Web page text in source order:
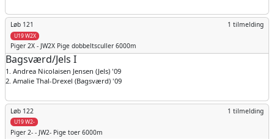
Løb 121 1 tilmelding
U19 W2X
Piger 2X - JW2X Pige dobbeltsculler 6000m
Bagsværd/Jels I
1. Andrea Nicolaisen Jensen (Jels) '09
2. Amalie Thal-Drexel (Bagsværd) '09
Løb 122 1 tilmelding
U19 W2-
Piger 2- - JW2- Pige toer 6000m